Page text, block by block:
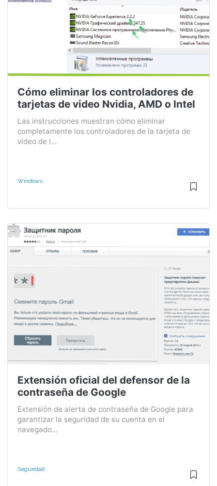
Cómo eliminar los controladores de
tarjetas de video Nvidia, AMD o Intel
Las instrucciones muestran cómo eliminar
completamente los controladores de la tarjeta de
video de l...
Windows
Extensión oficial del defensor de la
contraseña de Google
Extensión de alerta de contraseña de Google para
garantizar la seguridad de su cuenta en el
navegado...
Seguridad